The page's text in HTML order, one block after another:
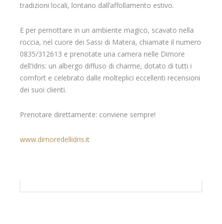
tradizioni locali, lontano dall’affollamento estivo.
E per pernottare in un ambiente magico, scavato nella
roccia, nel cuore dei Sassi di Matera, chiamate il numero
0835/312613 e prenotate una camera nelle Dimore
dell’Idris: un albergo diffuso di charme, dotato di tutti i
comfort e celebrato dalle molteplici eccellenti recensioni
dei suoi clienti.
Prenotare direttamente: conviene sempre!
www.dimoredellidris.it